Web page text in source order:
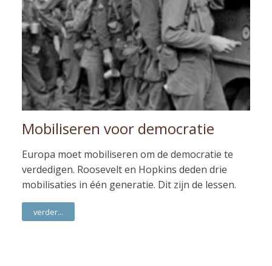
Mobiliseren voor democratie
Europa moet mobiliseren om de democratie te
verdedigen. Roosevelt en Hopkins deden drie
mobilisaties in één generatie. Dit zijn de lessen.
verder...